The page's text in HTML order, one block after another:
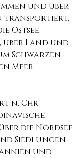
und über
transportiert,
Ostsee,
Land und
Schwarzen
Meer
n. Chr.
die Nordsee
Siedlungen
und